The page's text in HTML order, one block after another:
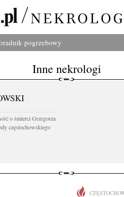
pogrzebowy
Inne nekrologi
o śmierci Grzegorza
częstochowskiego